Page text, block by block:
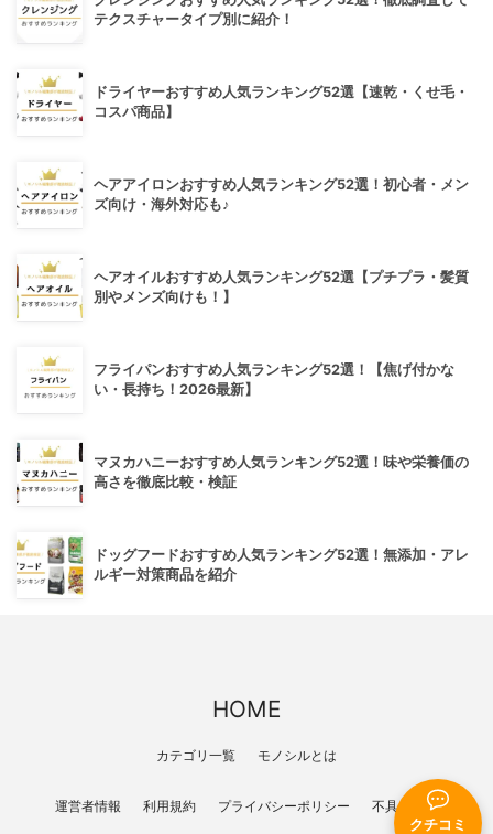
クチコミ
テクスチャータイプ別に紹介！
ドライヤーおすすめ人気ランキング52選【速乾・くせ毛・
コスパ商品】
ヘアアイロンおすすめ人気ランキング52選！初心者・メン
ズ向け・海外対応も♪
ヘアオイルおすすめ人気ランキング52選【プチプラ・髪質
別やメンズ向けも！】
フライパンおすすめ人気ランキング52選！【焦げ付かな
い・長持ち！2026最新】
マヌカハニーおすすめ人気ランキング52選！味や栄養価の
高さを徹底比較・検証
ドッグフードおすすめ人気ランキング52選！無添加・アレ
ルギー対策商品を紹介
HOME
カテゴリ一覧 モノシルとは
運営者情報 利用規約 プライバシーポリシー 不具合報告